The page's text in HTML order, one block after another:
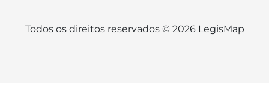
Todos os direitos reservados © 2026 LegisMap